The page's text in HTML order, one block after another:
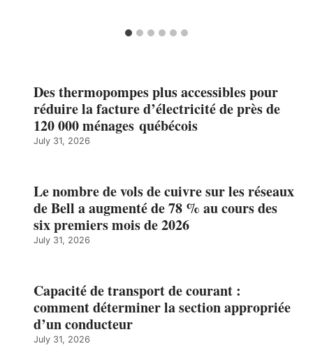
Des thermopompes plus accessibles pour
réduire la facture d’électricité de près de
120 000 ménages québécois
July 31, 2026
Le nombre de vols de cuivre sur les réseaux
de Bell a augmenté de 78 % au cours des
six premiers mois de 2026
July 31, 2026
Capacité de transport de courant :
comment déterminer la section appropriée
d’un conducteur
July 31, 2026